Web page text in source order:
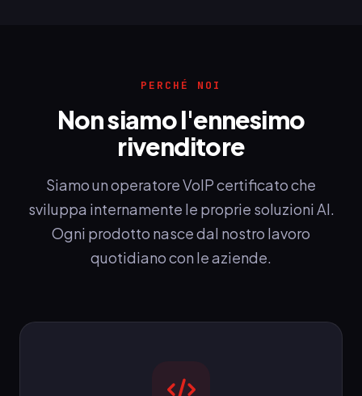
PERCHÉ NOI
Non siamo l'ennesimo
rivenditore
Siamo un operatore VoIP certificato che
sviluppa internamente le proprie soluzioni AI.
Ogni prodotto nasce dal nostro lavoro
quotidiano con le aziende.